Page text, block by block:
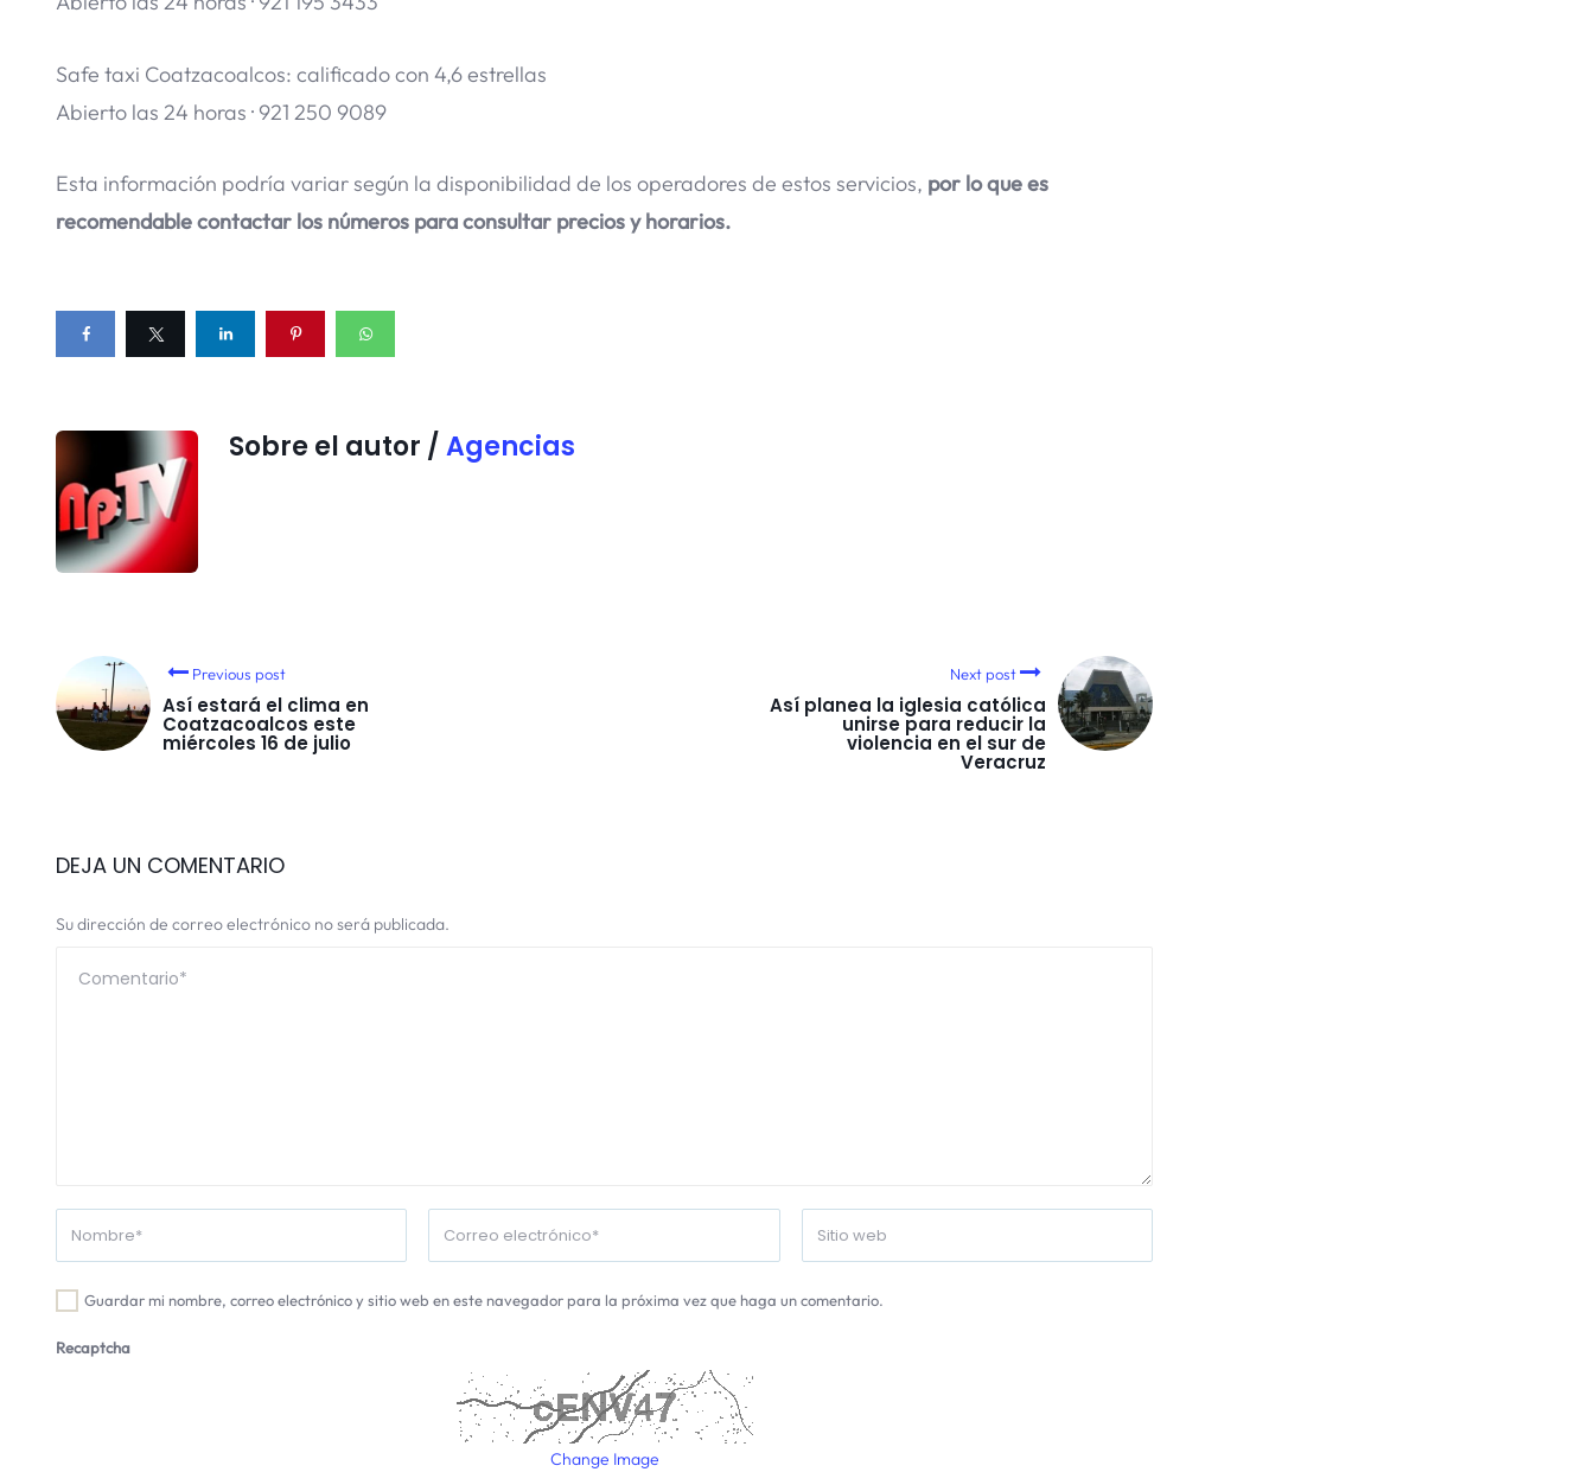
Safe taxi Coatzacoalcos: calificado con 4,6 estrellas
Abierto las 24 horas · 921 250 9089
Esta información podría variar según la disponibilidad de los operadores de estos servicios, por lo que es
recomendable contactar los números para consultar precios y horarios.
Sobre el autor / Agencias
Previous post
Así estará el clima en
Coatzacoalcos este
miércoles 16 de julio
Next post
Así planea la iglesia católica
unirse para reducir la
violencia en el sur de
Veracruz
DEJA UN COMENTARIO
Su dirección de correo electrónico no será publicada.
Guardar mi nombre, correo electrónico y sitio web en este navegador para la próxima vez que haga un comentario.
Recaptcha
Change Image